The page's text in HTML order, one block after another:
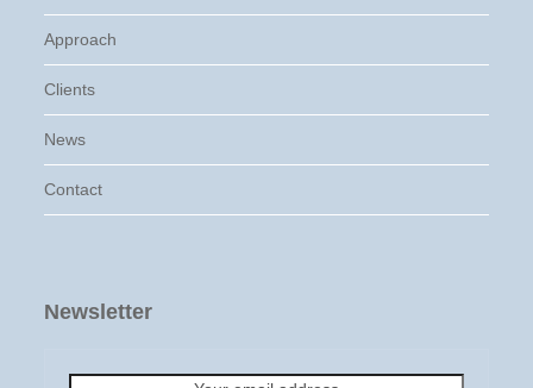
Approach
Clients
News
Contact
Newsletter